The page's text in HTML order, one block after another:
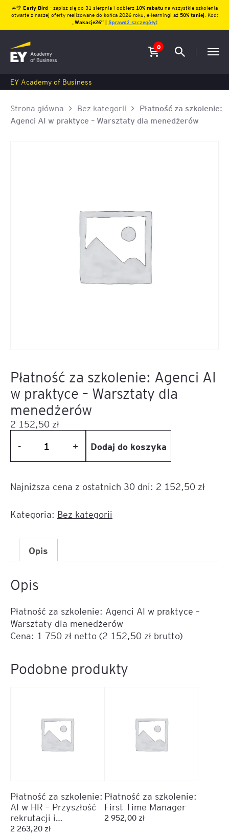
☀️🌴 Early Bird – zapisz się do 31 sierpnia i odbierz10% rabatu na wszystkie szkolenia
otwarte z naszej oferty realizowane do końca 2026 roku, e-learningi aż 50% taniej. Kod:
Wakacje26″ | Sprawdź szczegóły!
0
EY Academy of Business
Strona główna Bez kategorii
Płatność za szkolenie:
Agenci AI w praktyce – Warsztaty dla menedżerów
Płatność za szkolenie: Agenci AI
w praktyce – Warsztaty dla
menedżerów
2 152,50 zł
ilość
Płatność
szkolenie:
AI
praktyce
Warsztaty
menedżerów
- + Dodaj do koszyka
Najniższa cena z ostatnich 30 dni: 2 152,50 zł
Kategoria: Bez kategorii
Opis
Opis
Płatność za szkolenie: Agenci AI w praktyce –
Warsztaty dla menedżerów
Cena: 1 750 zł netto (2 152,50 zł brutto)
Podobne produkty
Płatność za szkolenie:
AI w HR – Przyszłość
rekrutacji i
zarządzania talentami
2 263,20 zł
Płatność za szkolenie:
First Time Manager
2 952,00 zł